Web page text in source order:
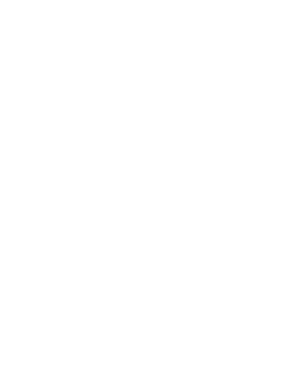
Sie bestätigen
Ihrer Einsendungen von
nehmen keine
vor, von denen Sie wissen,
oder irreführend sind,
als diffamierend,
anstößig, bedrohlich oder
angesehen werden können;
von Daten vor,
Eigentum Dritter oder andere
und
(iv) Sie nehmen keine
vor, die gegen Gesetze,